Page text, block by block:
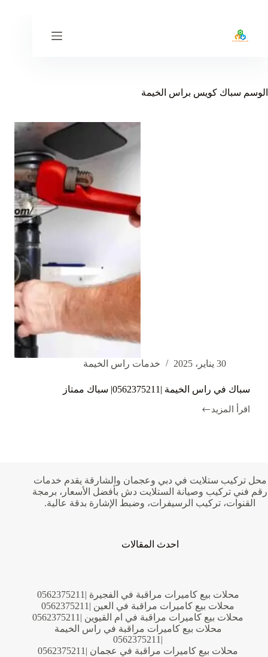
المحتوى
الوسم سباك كويس براس الخيمة
30 يناير، 2025 خدمات راس الخيمة
سباك في راس الخيمة |0562375211| سباك ممتاز
اقرأ المزيد
سباك
ممتاز
محل تركيب ستلايت في دبي وعجمان والشارقة يقدم خدمات
رقم فني تركيب وصيانة الستلايت دش بأفضل الأسعار، برمجة
القنوات، تركيب الرسيفرات، وضبط الإشارة بدقة عالية.
احدث المقالات
محلات بيع كاميرات مراقبة في الفجيرة |0562375211
محلات بيع كاميرات مراقبة في العين |0562375211
محلات بيع كاميرات مراقبة في ام القيوين |0562375211
محلات بيع كاميرات مراقبة في راس الخيمة
|0562375211
محلات بيع كاميرات مراقبة في عجمان |0562375211